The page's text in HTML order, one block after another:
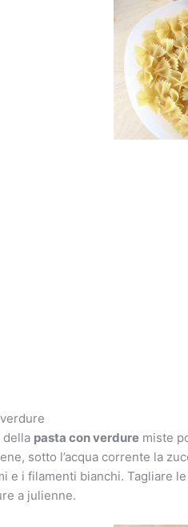
della pasta con verdure miste
sotto l’acqua corrente la
e i filamenti bianchi. Tagliare
a julienne.